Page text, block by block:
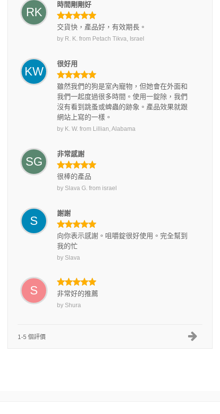
RK
時間剛剛好
交貨快，產品好，有效期長。
by R. K. from Petach Tikva, Israel
KW
很好用
雖然我們的狗是室內寵物，但她會在外面和
我們一起度過很多時間。使用一錠除，我們
沒有看到跳蚤或蜱蟲的跡象。產品效果就跟
網站上寫的一樣。
by K. W. from Lillian, Alabama
SG
非常感謝
很棒的產品
by Slava G. from israel
S
謝謝
向你表示感謝。咀嚼錠很好使用。完全幫到
我的忙
by Slava
S 非常好的推薦
by Shura
1-5 個評價